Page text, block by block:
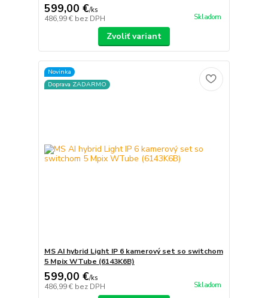
599,00 €/ks
486,99 € bez DPH Skladom
Zvoliť variant
Novinka
Doprava ZADARMO
MS AI hybrid Light IP 6 kamerový set so switchom
5 Mpix WTube (6143K6B)
599,00 €/ks
486,99 € bez DPH Skladom